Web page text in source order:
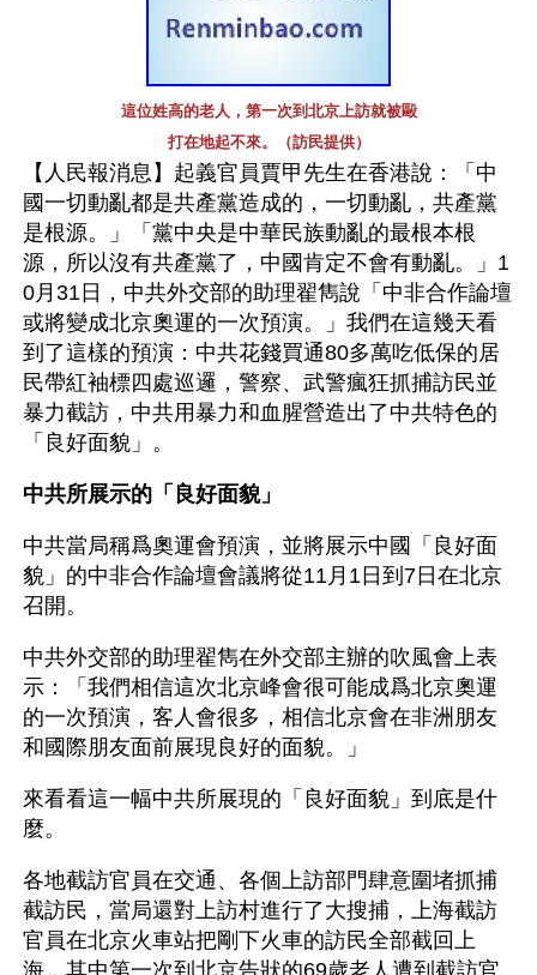
這位姓高的老人，第一次到北京上訪就被毆
打在地起不來。（訪民提供）
【人民報消息】起義官員賈甲先生在香港說：「中
國一切動亂都是共產黨造成的，一切動亂，共產黨
是根源。」「黨中央是中華民族動亂的最根本根
源，所以沒有共產黨了，中國肯定不會有動亂。」1
0月31日，中共外交部的助理翟雋說「中非合作論壇
或將變成北京奧運的一次預演。」我們在這幾天看
到了這樣的預演：中共花錢買通80多萬吃低保的居
民帶紅袖標四處巡邏，警察、武警瘋狂抓捕訪民並
暴力截訪，中共用暴力和血腥營造出了中共特色的
「良好面貌」。
中共所展示的「良好面貌」
中共當局稱爲奧運會預演，並將展示中國「良好面
貌」的中非合作論壇會議將從11月1日到7日在北京
召開。
中共外交部的助理翟雋在外交部主辦的吹風會上表
示：「我們相信這次北京峰會很可能成爲北京奧運
的一次預演，客人會很多，相信北京會在非洲朋友
和國際朋友面前展現良好的面貌。」
來看看這一幅中共所展現的「良好面貌」到底是什
麼。
各地截訪官員在交通、各個上訪部門肆意圍堵抓捕
截訪民，當局還對上訪村進行了大搜捕，上海截訪
官員在北京火車站把剛下火車的訪民全部截回上
海，其中第一次到北京告狀的69歲老人遭到截訪官